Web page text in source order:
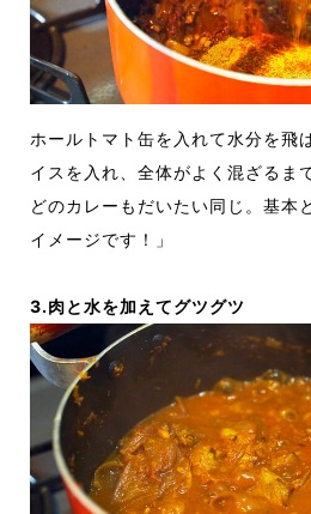
ホールトマト缶を入れて水分を飛
イスを入れ、全体がよく混ざるま
どのカレーもだいたい同じ。基本
イメージです！」
3.肉と水を加えてグツグツ